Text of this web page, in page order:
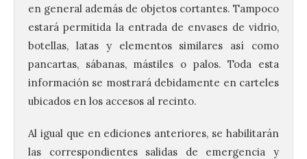
en general además de objetos cortantes. Tampoco
estará permitida la entrada de envases de vidrio,
botellas, latas y elementos similares así como
pancartas, sábanas, mástiles o palos. Toda esta
información se mostrará debidamente en carteles
ubicados en los accesos al recinto.
Al igual que en ediciones anteriores, se habilitarán
las correspondientes salidas de emergencia y